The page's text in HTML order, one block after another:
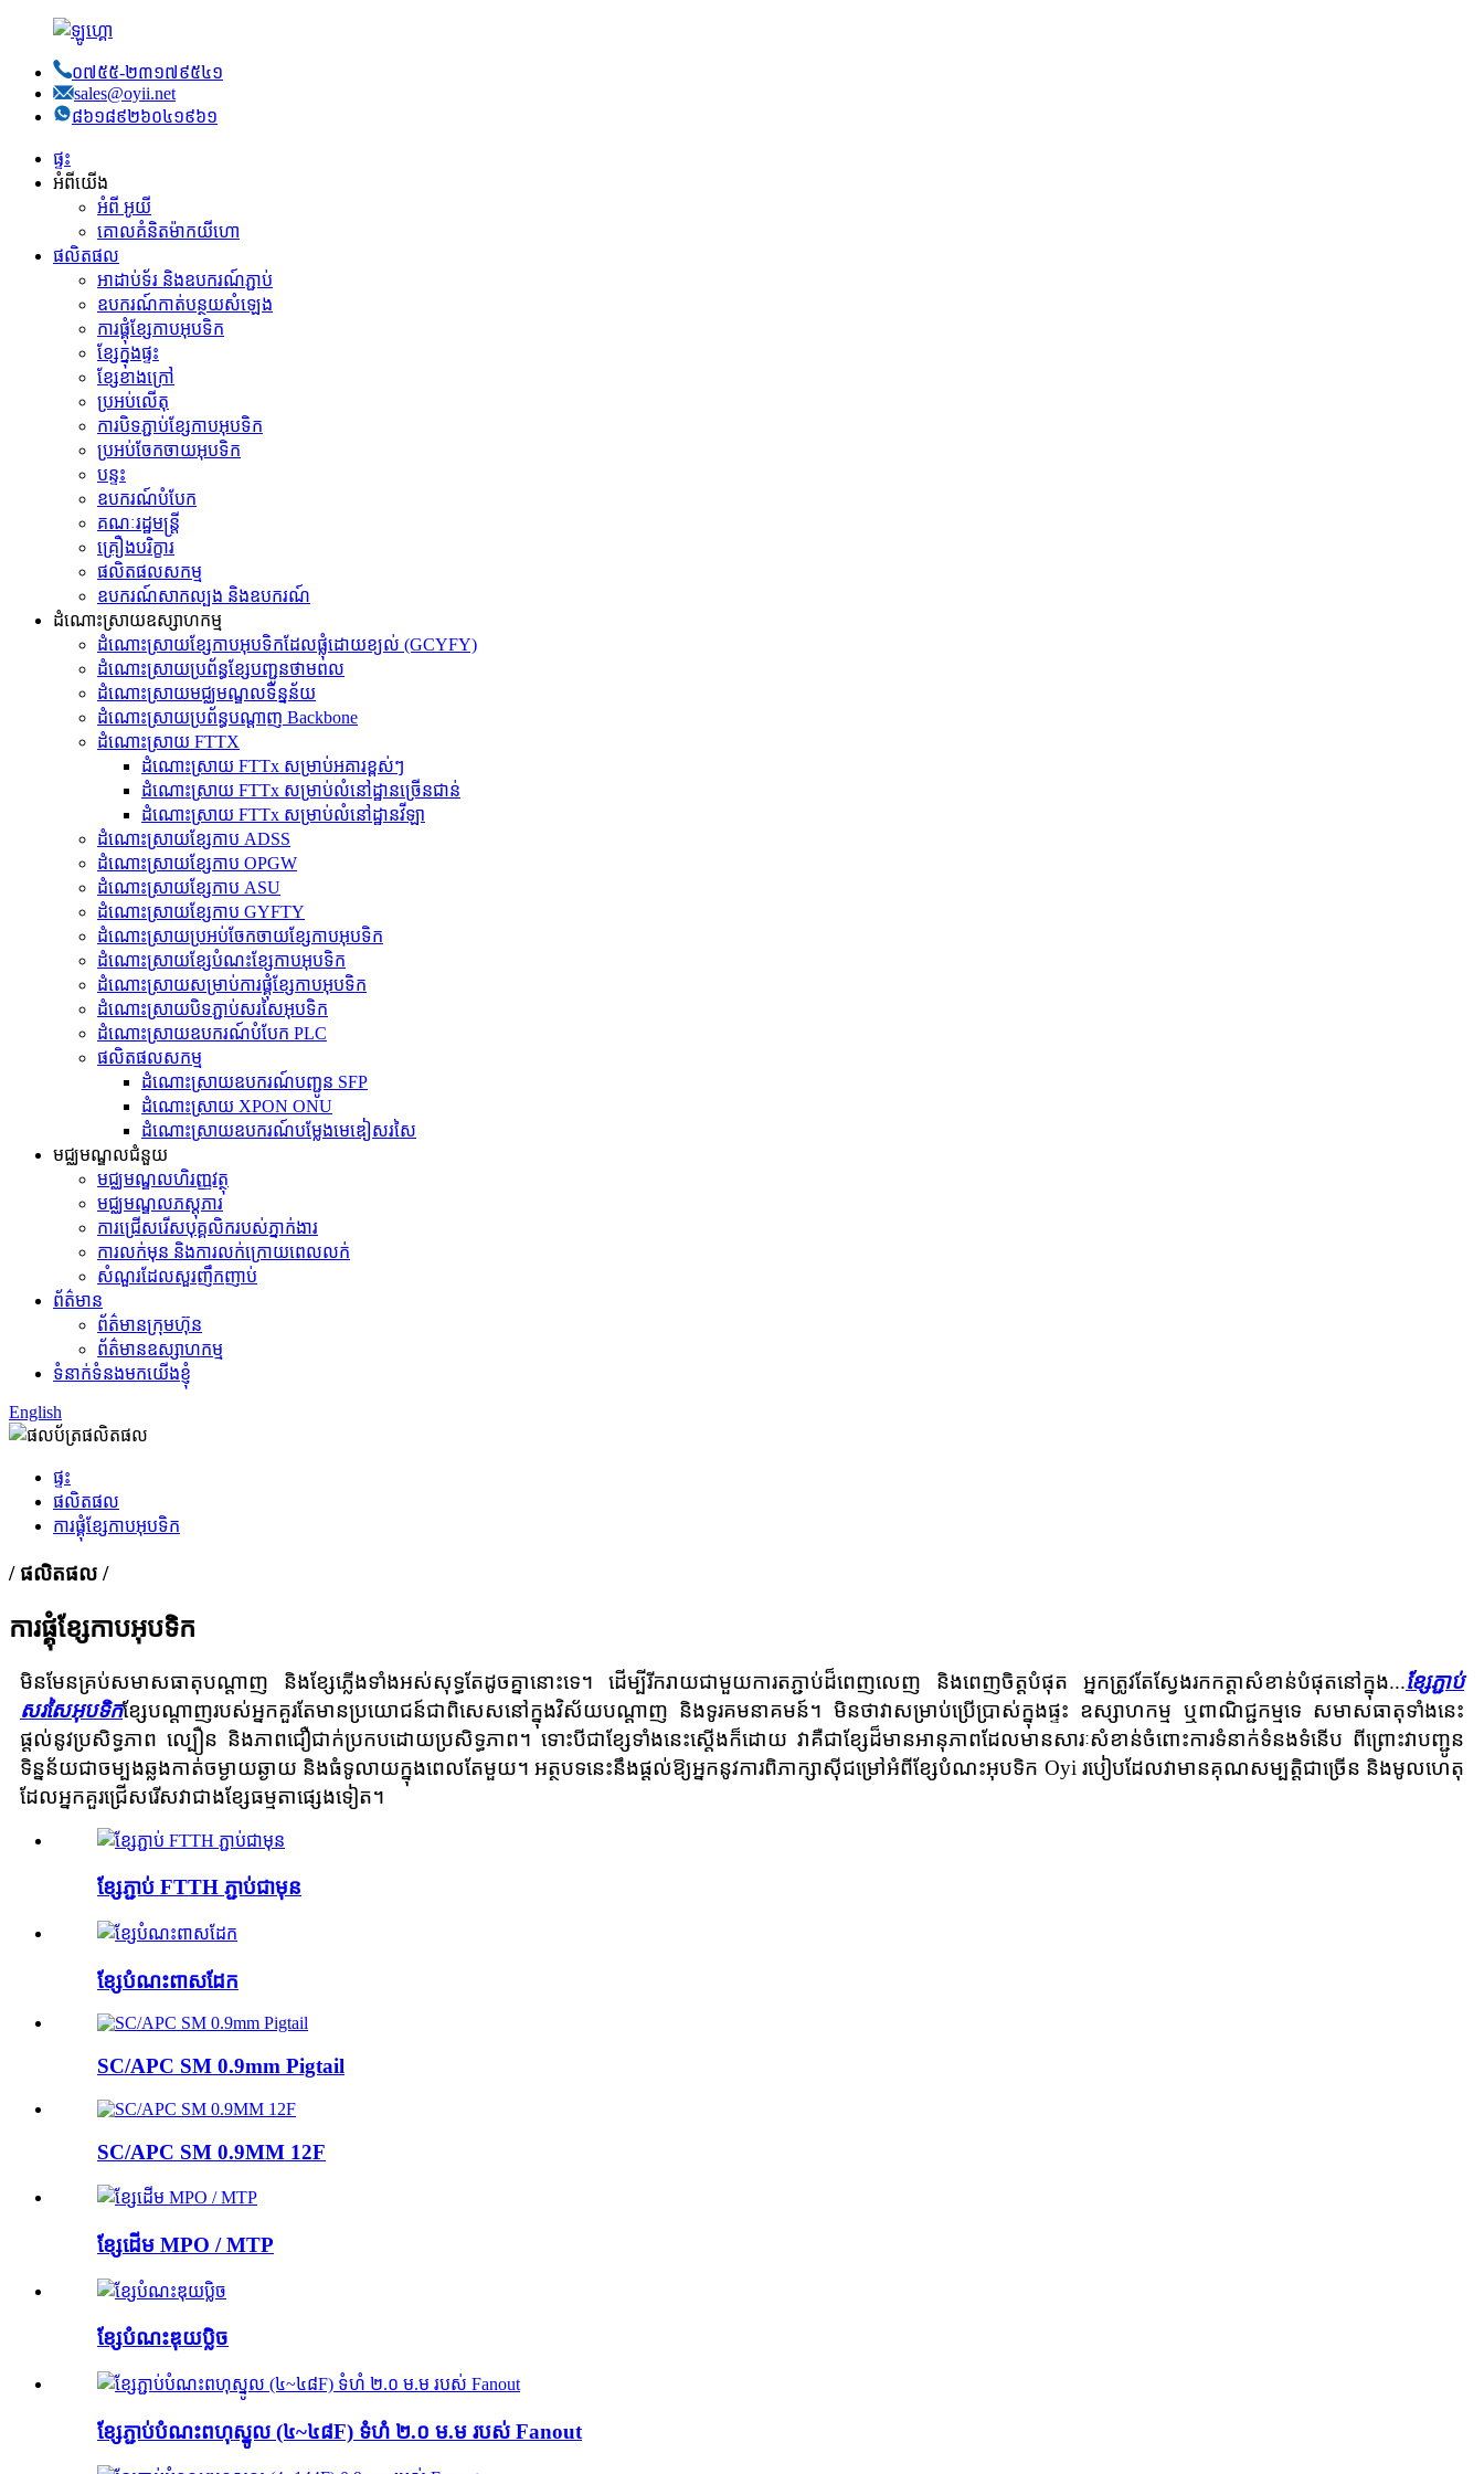
០៧៥៥-២៣១៧៩៥៤១
sales@oyii.net
៨៦១៨៩២៦០៤១៩៦១
ផ្ទះ
អំពីយើង
អំពី អូយី
គោលគំនិត​ម៉ាកយីហោ
ផលិតផល
អាដាប់ទ័រ និងឧបករណ៍ភ្ជាប់
ឧបករណ៍កាត់បន្ថយសំឡេង
ការផ្គុំខ្សែកាបអុបទិក
ខ្សែ​ក្នុង​ផ្ទះ
ខ្សែខាងក្រៅ
ប្រអប់​លើ​តុ
ការបិទភ្ជាប់ខ្សែកាបអុបទិក
ប្រអប់ចែកចាយអុបទិក
បន្ទះ
ឧបករណ៍បំបែក
គណៈរដ្ឋមន្ត្រី
គ្រឿងបរិក្ខារ
ផលិតផលសកម្ម
ឧបករណ៍សាកល្បង និងឧបករណ៍
ដំណោះស្រាយឧស្សាហកម្ម
ដំណោះស្រាយខ្សែកាបអុបទិកដែលផ្លុំដោយខ្យល់ (GCYFY)
ដំណោះស្រាយប្រព័ន្ធខ្សែបញ្ជូនថាមពល
ដំណោះស្រាយមជ្ឈមណ្ឌលទិន្នន័យ
ដំណោះស្រាយប្រព័ន្ធបណ្តាញ Backbone
ដំណោះស្រាយ FTTX
ដំណោះស្រាយ FTTx សម្រាប់អគារខ្ពស់ៗ
ដំណោះស្រាយ FTTx សម្រាប់លំនៅដ្ឋានច្រើនជាន់
ដំណោះស្រាយ FTTx សម្រាប់លំនៅដ្ឋានវីឡា
ដំណោះស្រាយខ្សែកាប ADSS
ដំណោះស្រាយខ្សែកាប OPGW
ដំណោះស្រាយខ្សែកាប ASU
ដំណោះស្រាយខ្សែកាប GYFTY
ដំណោះស្រាយប្រអប់ចែកចាយខ្សែកាបអុបទិក
ដំណោះស្រាយខ្សែបំណះខ្សែកាបអុបទិក
ដំណោះស្រាយ​សម្រាប់​ការ​ផ្គុំ​ខ្សែកាបអុបទិក
ដំណោះស្រាយបិទភ្ជាប់សរសៃអុបទិក
ដំណោះស្រាយ​ឧបករណ៍​បំបែក PLC
ផលិតផលសកម្ម
ដំណោះស្រាយឧបករណ៍បញ្ជូន SFP
ដំណោះស្រាយ XPON ONU
ដំណោះស្រាយឧបករណ៍បម្លែងមេឌៀសរសៃ
មជ្ឈមណ្ឌលជំនួយ
មជ្ឈមណ្ឌលហិរញ្ញវត្ថុ
មជ្ឈមណ្ឌល​ភស្តុភារ
ការជ្រើសរើសបុគ្គលិករបស់ភ្នាក់ងារ
ការលក់មុន និងការលក់ក្រោយពេលលក់
សំណួរដែលសួរញឹកញាប់
ព័ត៌មាន
ព័ត៌មានក្រុមហ៊ុន
ព័ត៌មានឧស្សាហកម្ម
ទំនាក់ទំនងមកយើងខ្ញុំ
English
ផ្ទះ
ផលិតផល
ការផ្គុំខ្សែកាបអុបទិក
/ ផលិតផល /
ការផ្គុំខ្សែកាបអុបទិក
មិនមែនគ្រប់សមាសធាតុបណ្តាញ និងខ្សែភ្លើងទាំងអស់សុទ្ធតែដូចគ្នានោះទេ។ ដើម្បីរីករាយជាមួយការតភ្ជាប់ដ៏ពេញលេញ និងពេញចិត្តបំផុត អ្នកត្រូវតែស្វែងរកកត្តាសំខាន់បំផុតនៅក្នុង...ខ្សែភ្ជាប់
សរសៃអុបទិកខ្សែបណ្តាញរបស់អ្នកគួរតែមានប្រយោជន៍ជាពិសេសនៅក្នុងវិស័យបណ្តាញ និងទូរគមនាគមន៍។ មិនថាវាសម្រាប់ប្រើប្រាស់ក្នុងផ្ទះ ឧស្សាហកម្ម ឬពាណិជ្ជកម្មទេ សមាសធាតុទាំងនេះ
ផ្តល់នូវប្រសិទ្ធភាព ល្បឿន និងភាពជឿជាក់ប្រកបដោយប្រសិទ្ធភាព។ ទោះបីជាខ្សែទាំងនេះស្តើងក៏ដោយ វាគឺជាខ្សែដ៏មានអានុភាពដែលមានសារៈសំខាន់ចំពោះការទំនាក់ទំនងទំនើប ពីព្រោះវាបញ្ជូន
ទិន្នន័យជាចម្បងឆ្លងកាត់ចម្ងាយឆ្ងាយ និងធំទូលាយក្នុងពេលតែមួយ។ អត្ថបទនេះនឹងផ្តល់ឱ្យអ្នកនូវការពិភាក្សាស៊ីជម្រៅអំពីខ្សែបំណះអុបទិក Oyi របៀបដែលវាមានគុណសម្បត្តិជាច្រើន និងមូលហេតុ
ដែលអ្នកគួរជ្រើសរើសវាជាងខ្សែធម្មតាផ្សេងទៀត។
ខ្សែភ្ជាប់ FTTH ភ្ជាប់ជាមុន
ខ្សែបំណះពាសដែក
SC/APC SM 0.9mm Pigtail
SC/APC SM 0.9MM 12F
ខ្សែ​ដើម MPO / MTP
ខ្សែបំណះឌុយប្លិច
ខ្សែភ្ជាប់បំណះពហុស្នូល (៤~៤៨F) ទំហំ ២.០ ម.ម របស់ Fanout